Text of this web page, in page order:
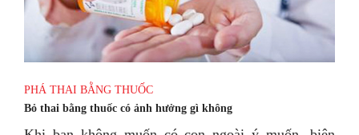
PHÁ THAI BẰNG THUỐC
Bỏ thai bằng thuốc có ảnh hưởng gì không